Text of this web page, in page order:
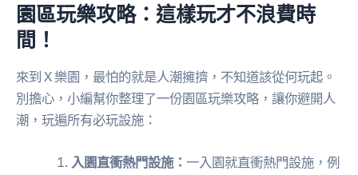
園區玩樂攻略：這樣玩才不浪費時
間！
來到Ｘ樂園，最怕的就是人潮擁擠，不知道該從何玩起。
別擔心，小編幫你整理了一份園區玩樂攻略，讓你避開人
潮，玩遍所有必玩設施：
入園直衝熱門設施：一入園就直衝熱門設施，例